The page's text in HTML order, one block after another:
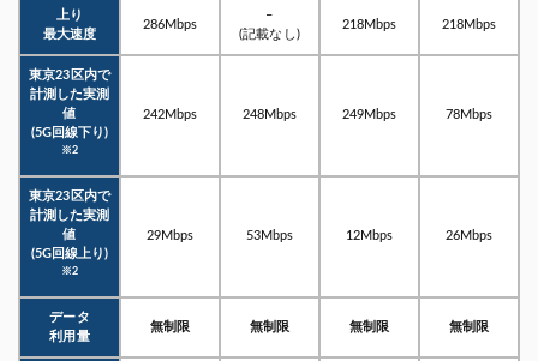
上り
最大速度
286Mbps
–
(記載なし)
218Mbps 218Mbps
東京23区内で
計測した実測
値
(5G回線下り)
※2
242Mbps 248Mbps 249Mbps 78Mbps
東京23区内で
計測した実測
値
(5G回線上り)
※2
29Mbps 53Mbps 12Mbps 26Mbps
データ
利用量
無制限 無制限 無制限 無制限